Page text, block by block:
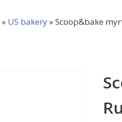
» US bakery» Scoop&bake